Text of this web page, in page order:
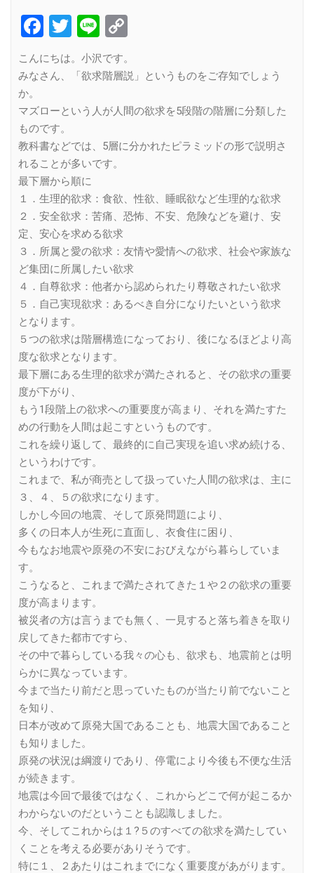
Facebook
Twitter
Line
こんにちは。小沢です。
みなさん、「欲求階層説」というものをご存知でしょう
か。
マズローという人が人間の欲求を5段階の階層に分類した
ものです。
教科書などでは、5層に分かれたピラミッドの形で説明さ
れることが多いです。
最下層から順に
１．生理的欲求：食欲、性欲、睡眠欲など生理的な欲求
２．安全欲求：苦痛、恐怖、不安、危険などを避け、安
定、安心を求める欲求
３．所属と愛の欲求：友情や愛情への欲求、社会や家族な
ど集団に所属したい欲求
４．自尊欲求：他者から認められたり尊敬されたい欲求
５．自己実現欲求：あるべき自分になりたいという欲求
となります。
５つの欲求は階層構造になっており、後になるほどより高
度な欲求となります。
最下層にある生理的欲求が満たされると、その欲求の重要
度が下がり、
もう1段階上の欲求への重要度が高まり、それを満たすた
めの行動を人間は起こすというものです。
これを繰り返して、最終的に自己実現を追い求め続ける、
というわけです。
これまで、私が商売として扱っていた人間の欲求は、主に
３、４、５の欲求になります。
しかし今回の地震、そして原発問題により、
多くの日本人が生死に直面し、衣食住に困り、
今もなお地震や原発の不安におびえながら暮らしていま
す。
こうなると、これまで満たされてきた１や２の欲求の重要
度が高まります。
被災者の方は言うまでも無く、一見すると落ち着きを取り
戻してきた都市ですら、
その中で暮らしている我々の心も、欲求も、地震前とは明
らかに異なっています。
今まで当たり前だと思っていたものが当たり前でないこと
を知り、
日本が改めて原発大国であることも、地震大国であること
も知りました。
原発の状況は綱渡りであり、停電により今後も不便な生活
が続きます。
地震は今回で最後ではなく、これからどこで何が起こるか
わからないのだということも認識しました。
今、そしてこれからは１?５のすべての欲求を満たしてい
くことを考える必要がありそうです。
特に１、２あたりはこれまでになく重要度があがります。